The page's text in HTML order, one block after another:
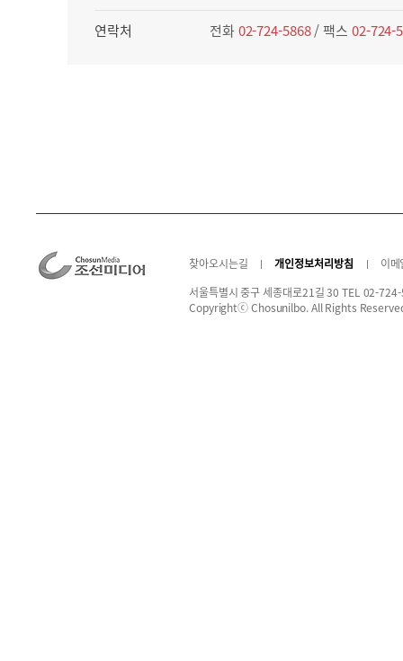
연락처 전화02-724-5868/ 팩스 02-724-
찾아오시는길 개인정보처리방침
이
서울특별시 중구 세종대로21길 30 TEL 02-
Copyrightⓒ Chosunilbo. All Rights